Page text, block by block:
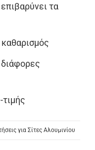
τα
για Σίτες Αλουμινίου